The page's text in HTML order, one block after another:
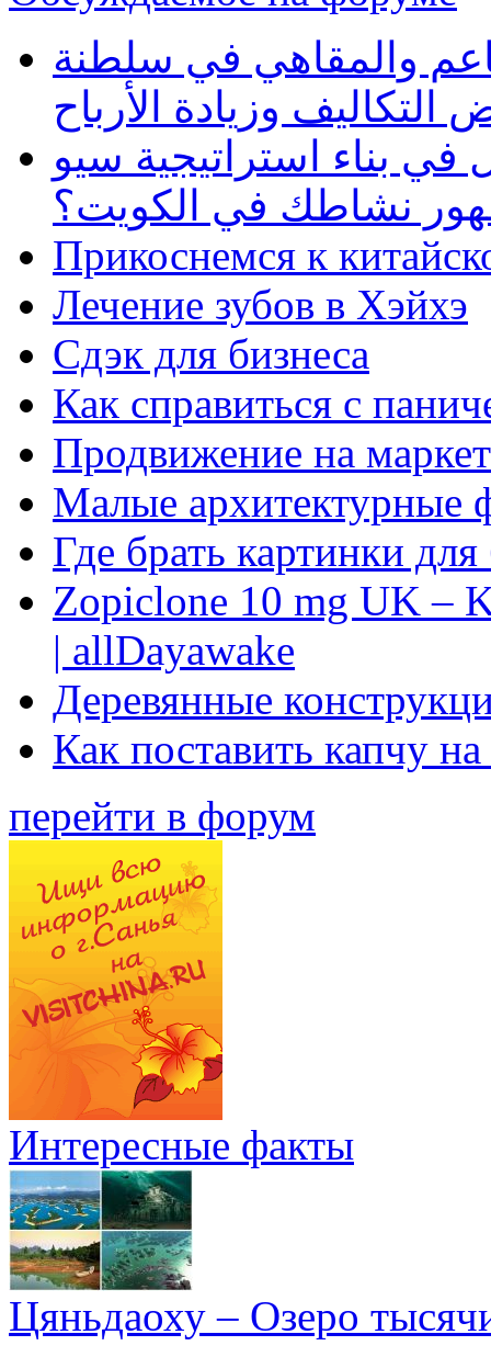
والمقاهي في سلطنة
وزيادة الأرباح
بناء استراتيجية سيو
نشاطك في الكويت؟
Прикоснемся к
Лечение зубов в Хэйхэ
Сдэк для бизнеса
Как справиться с
Продвижение на
Малые архитектурные
Где брать картинки
Zopiclone 10 mg UK –
| allDayawake
Деревянные
Как поставить капчу
перейти в форум
Интересные факты
Цяньдаоху – Озеро